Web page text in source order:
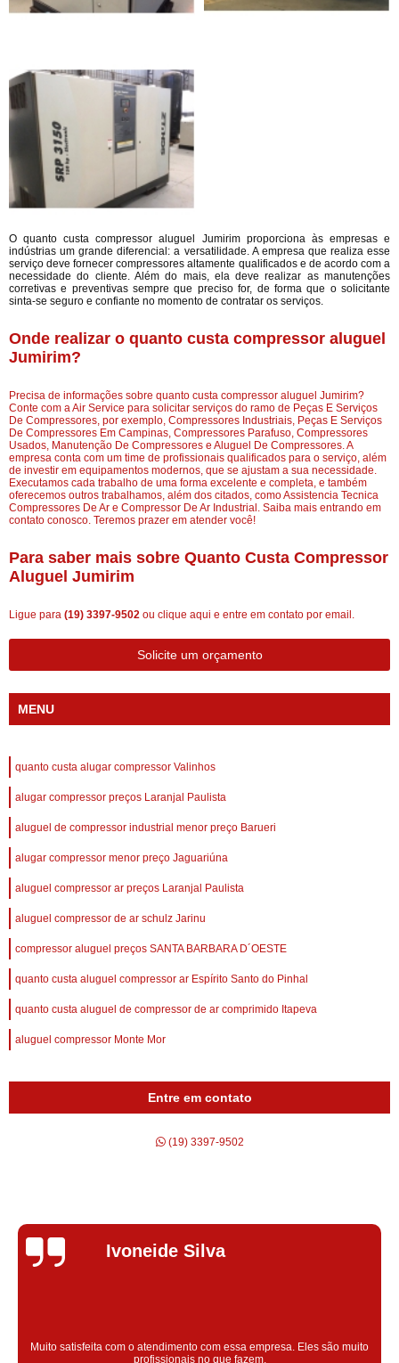
O quanto custa compressor aluguel Jumirim proporciona às empresas e
indústrias um grande diferencial: a versatilidade. A empresa que realiza esse
serviço deve fornecer compressores altamente qualificados e de acordo com a
necessidade do cliente. Além do mais, ela deve realizar as manutenções
corretivas e preventivas sempre que preciso for, de forma que o solicitante
sinta-se seguro e confiante no momento de contratar os serviços.
Onde realizar o quanto custa compressor aluguel
Jumirim?
Precisa de informações sobre quanto custa compressor aluguel Jumirim?
Conte com a Air Service para solicitar serviços do ramo de Peças E Serviços
De Compressores, por exemplo, Compressores Industriais, Peças E Serviços
De Compressores Em Campinas, Compressores Parafuso, Compressores
Usados, Manutenção De Compressores e Aluguel De Compressores. A
empresa conta com um time de profissionais qualificados para o serviço, além
de investir em equipamentos modernos, que se ajustam a sua necessidade.
Executamos cada trabalho de uma forma excelente e completa, e também
oferecemos outros trabalhamos, além dos citados, como Assistencia Tecnica
Compressores De Ar e Compressor De Ar Industrial. Saiba mais entrando em
contato conosco. Teremos prazer em atender você!
Para saber mais sobre Quanto Custa Compressor
Aluguel Jumirim
Ligue para (19) 3397-9502 ou clique aqui e entre em contato por email.
Solicite um orçamento
MENU
quanto custa alugar compressor Valinhos
alugar compressor preços Laranjal Paulista
aluguel de compressor industrial menor preço Barueri
alugar compressor menor preço Jaguariúna
aluguel compressor ar preços Laranjal Paulista
aluguel compressor de ar schulz Jarinu
compressor aluguel preços SANTA BARBARA D´OESTE
quanto custa aluguel compressor ar Espírito Santo do Pinhal
quanto custa aluguel de compressor de ar comprimido Itapeva
aluguel compressor Monte Mor
Entre em contato
(19) 3397-9502
Silvana Alves
Super satisfeita com o serviço prestado, atendimento muito bom!
colaoradores educado e transparente, destaque para o colaborador